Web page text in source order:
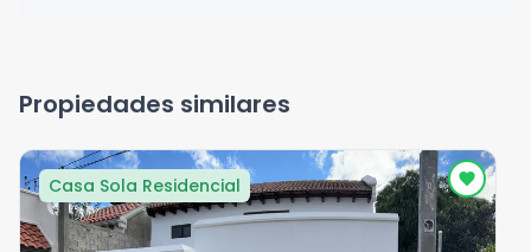
Propiedades similares
Casa Sola Residencial